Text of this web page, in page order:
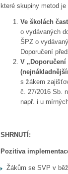
které skupiny metod
Ve školách
o vydávaných
ŠPZ o
Doporučení
V
s žákem
č. 27/2016 Sb.
např. i u
SHRNUTÍ:
Pozitiva
Žákům se SVP v